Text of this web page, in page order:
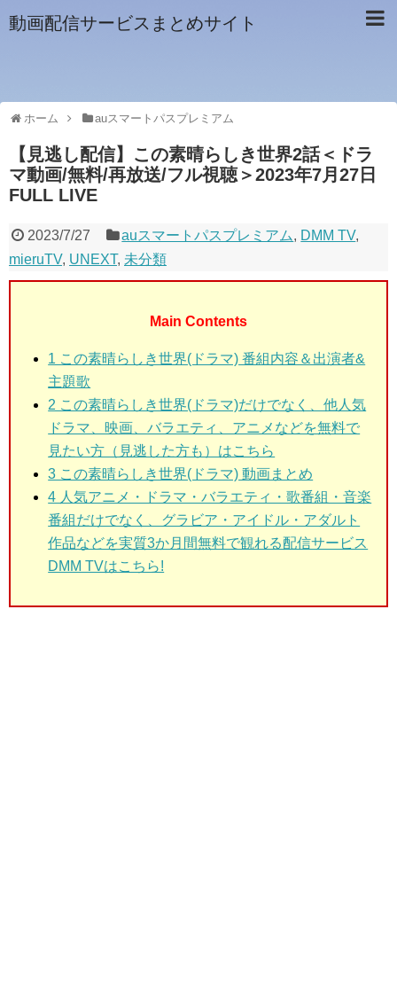
動画配信サービスまとめサイト
ホーム auスマートパスプレミアム
【見逃し配信】この素晴らしき世界2話＜ドラ
マ動画/無料/再放送/フル視聴＞2023年7月27日
FULL LIVE
2023/7/27 auスマートパスプレミアム, DMM TV,
mieruTV, UNEXT, 未分類
Main Contents
1 この素晴らしき世界(ドラマ) 番組内容＆出演者&
主題歌
2 この素晴らしき世界(ドラマ)だけでなく、他人気
ドラマ、映画、バラエティ、アニメなどを無料で
見たい方（見逃した方も）はこちら
3 この素晴らしき世界(ドラマ) 動画まとめ
4 人気アニメ・ドラマ・バラエティ・歌番組・音楽
番組だけでなく、グラビア・アイドル・アダルト
作品などを実質3か月間無料で観れる配信サービス
DMM TVはこちら!